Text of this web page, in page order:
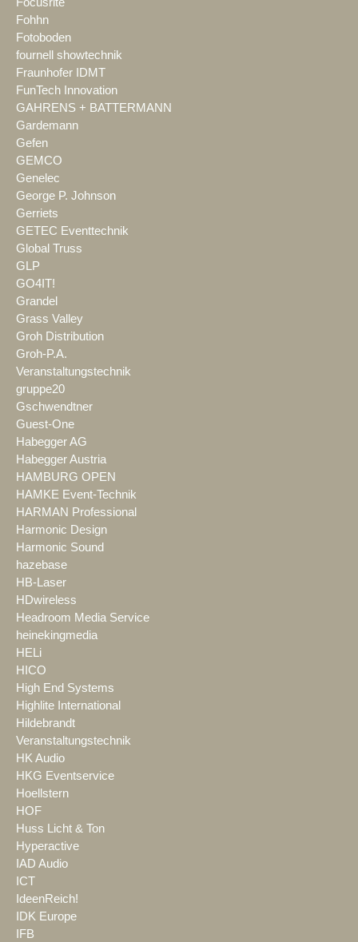
Focusrite
Fohhn
Fotoboden
fournell showtechnik
Fraunhofer IDMT
FunTech Innovation
GAHRENS + BATTERMANN
Gardemann
Gefen
GEMCO
Genelec
George P. Johnson
Gerriets
GETEC Eventtechnik
Global Truss
GLP
GO4IT!
Grandel
Grass Valley
Groh Distribution
Groh-P.A.
Veranstaltungstechnik
gruppe20
Gschwendtner
Guest-One
Habegger AG
Habegger Austria
HAMBURG OPEN
HAMKE Event-Technik
HARMAN Professional
Harmonic Design
Harmonic Sound
hazebase
HB-Laser
HDwireless
Headroom Media Service
heinekingmedia
HELi
HICO
High End Systems
Highlite International
Hildebrandt
Veranstaltungstechnik
HK Audio
HKG Eventservice
Hoellstern
HOF
Huss Licht & Ton
Hyperactive
IAD Audio
ICT
IdeenReich!
IDK Europe
IFB